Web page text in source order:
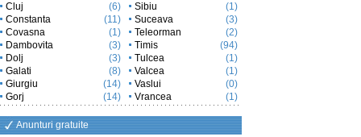
Cluj
(6)
Constanta
(11)
Covasna
(1)
Dambovita
(3)
Dolj
(3)
Galati
(8)
Giurgiu
(14)
Gorj
(14)
Sibiu
(1)
Suceava
(3)
Teleorman
(2)
Timis
(94)
Tulcea
(1)
Valcea
(1)
Vaslui
(0)
Vrancea
(1)
Anunturi gratuite